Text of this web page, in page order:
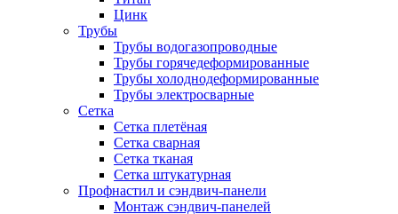
Цинк
Трубы
Трубы водогазопроводные
Трубы горячедеформированные
Трубы холоднодеформированные
Трубы электросварные
Сетка
Сетка плетёная
Сетка сварная
Сетка тканая
Сетка штукатурная
Профнастил и сэндвич-панели
Монтаж сэндвич-панелей